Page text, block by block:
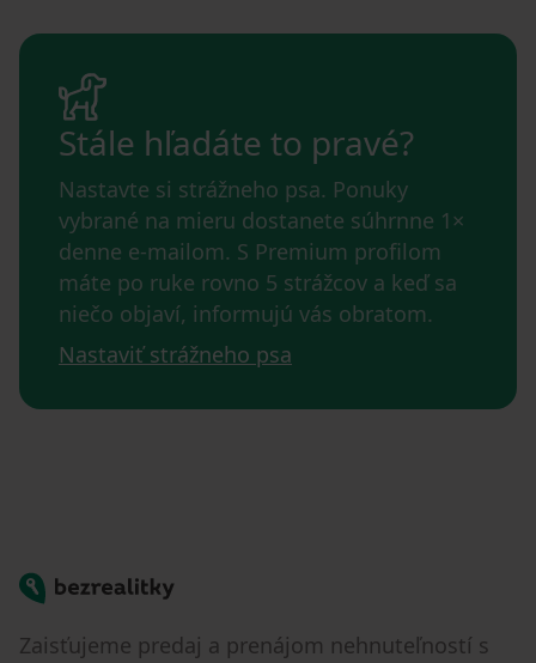
Stále hľadáte to pravé?
Nastavte si strážneho psa. Ponuky
vybrané na mieru dostanete súhrnne 1×
denne e-mailom. S Premium profilom
máte po ruke rovno 5 strážcov a keď sa
niečo objaví, informujú vás obratom.
Nastaviť strážneho psa
Bezrealitky
Zaisťujeme predaj a prenájom nehnuteľností s